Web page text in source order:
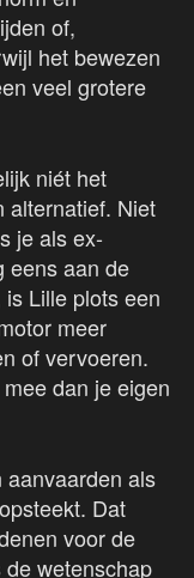
of,
het bewezen
veel grotere
niét het
alternatief. Niet
je als ex-
eens aan de
Lille plots een
meer
of vervoeren.
dan je eigen
aanvaarden als
Dat
voor de
wetenschap